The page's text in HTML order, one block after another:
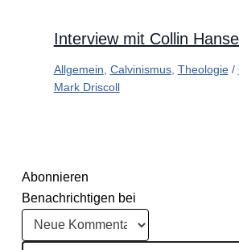
Interview mit Collin
Allgemein Calvinismus, Theologie/
Mark Driscoll
Abonnieren
Benachrichtigen bei